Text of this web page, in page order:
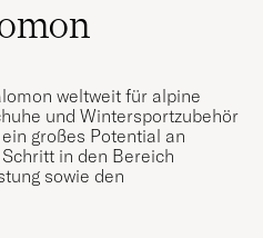
weltweit für alpine
und Wintersportzubehör
großes Potential an
in den Bereich
sowie den